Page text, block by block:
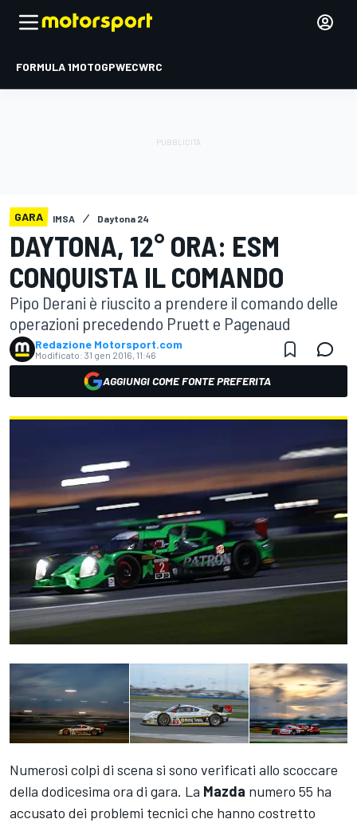
FORMULA 1MOTOGPWECWRC
GARA IMSA Daytona 24
DAYTONA, 12° ORA: ESM
CONQUISTA IL COMANDO
Pipo Derani è riuscito a prendere il comando delle
operazioni precedendo Pruett e Pagenaud
Redazione Motorsport.com
Modificato: 31 gen 2016, 11:46
AGGIUNGI COME FONTE PREFERITA
Numerosi colpi di scena si sono verificati allo scoccare
della dodicesima ora di gara. La Mazda numero 55 ha
accusato dei problemi tecnici che hanno costretto